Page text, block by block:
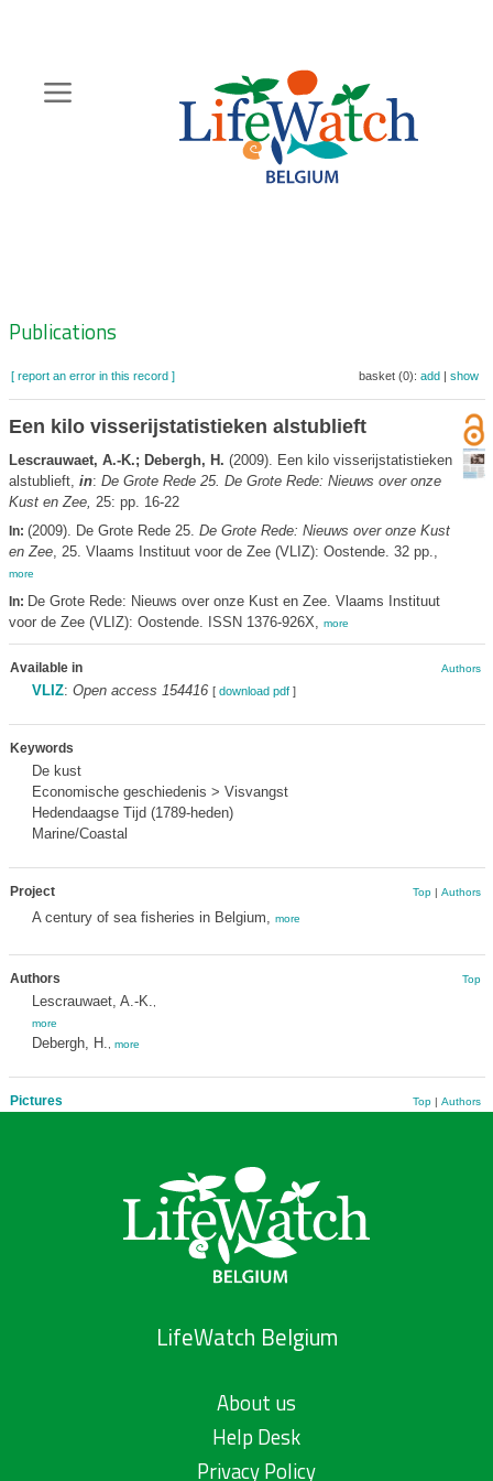
content
Zoeknavigatie
Publications
[ report an error in this record ] basket (0): add| show
Een kilo visserijstatistieken alstublieft
Lescrauwaet, A.-K.; Debergh, H. (2009). Een kilo visserijstatistieken
alstublieft, in: De Grote Rede 25. De Grote Rede: Nieuws over onze
Kust en Zee, 25: pp. 16-22
In: (2009). De Grote Rede 25. De Grote Rede: Nieuws over onze Kust
en Zee, 25. Vlaams Instituut voor de Zee (VLIZ): Oostende. 32 pp.,
more
In: De Grote Rede: Nieuws over onze Kust en Zee. Vlaams Instituut
voor de Zee (VLIZ): Oostende. ISSN 1376-926X, more
Available in Authors
VLIZ: Open access 154416 [ download pdf]
Keywords
De kust
Economische geschiedenis > Visvangst
Hedendaagse Tijd (1789-heden)
Marine/Coastal
Project Top| Authors
A century of sea fisheries in Belgium, more
Authors Top
Lescrauwaet, A.-K.
more
Debergh, H. more
Pictures Top| Authors
LifeWatch Belgium
About us
Help Desk
Privacy Policy